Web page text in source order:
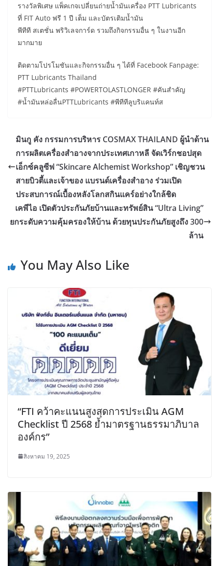
รางวัลพิเศษ แพ็คเกจเปลี่ยนถ่ายน้ำมันเครื่อง PTT Lubricants
ที่ FIT Auto ฟรี 1 ปี เต็ม และบัตรเติมน้ำมัน
พีทีที สเตชั่น พริวิเลจการ์ด รวมถึงกิจกรรมอื่น ๆ ในงานอีก
มากมาย
ติดตามโปรโมชันและกิจกรรมอื่น ๆ ได้ที่ Facebook Fanpage:
PTT Lubricants Thailand
#PTTLubricants #POWERTOLASTLONGER #คันสำคัญ
#น้ำมันหล่อลื่นPTTLubricants #พีทีทีลูบริแคนท์ส
มินกู คัง กรรมการบริหาร COSMAX THAILAND ผู้นำด้าน
การผลิตเครื่องสำอางจากประเทศเกาหลี จัดเวิร์กชอปสุด
เอ็กซ์คลูซีฟ “Skincare Alchemist Workshop” เชิญชวน
สายบิวตี้และเจ้าของ แบรนด์เครื่องสำอาง ร่วมเปิด
ประสบการณ์เบื้องหลังโลกสกินแคร์อย่างใกล้ชิด
เคพีไอ เปิดตัวประกันภัยบ้านและทรัพย์สิน “Ultra Living”
ยกระดับความคุ้มครองให้บ้าน ด้วยทุนประกันภัยสูงถึง 300
ล้าน
You May Also Like
“FTI คว้าคะแนนสูงสุดการประเมิน AGM
Checklist ปี 2568 ย้ำมาตรฐานธรรมาภิบาล
องค์กร”
สิงหาคม 19, 2025